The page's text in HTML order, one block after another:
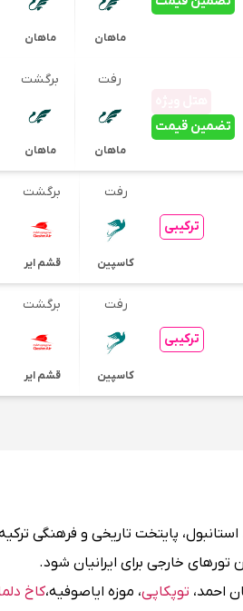
ترکیبی
رفت
کاسپین
برگشت
قشم ایر
ترکیبی
رفت
کاسپین
برگشت
قشم ایر
ماهان ماهان
تضمین قیمت
رفت
ماهان
برگشت
ماهان
پایتخت تاریخی و فرهنگی
خارجی برای ایرانیان شود.
احمد، توپکاپی، موزه ایاصوفیه،کاخ